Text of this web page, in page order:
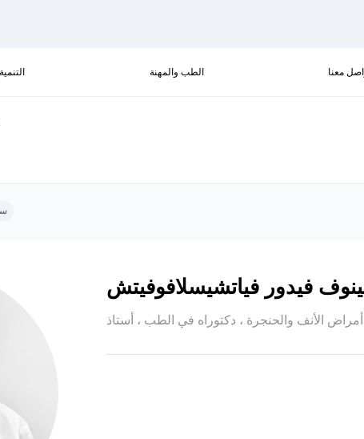
الطب والمهنة معنا
فيدور فياتشيسلافوفيتش
الأنف والحنجرة ، دكتوراه في الطب ، أستاذ